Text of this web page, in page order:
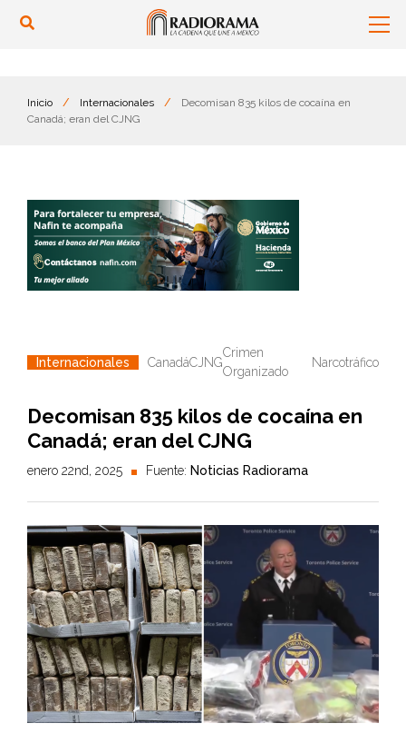
Inicio / Internacionales /
Decomisan 835 kilos de cocaína en
Canadá; eran del CJNG
Internacionales CanadáCJNG
Crimen
Organizado
Narcotráfico
Decomisan 835 kilos de cocaína en
Canadá; eran del CJNG
enero 22nd, 2025 Fuente: Noticias Radiorama